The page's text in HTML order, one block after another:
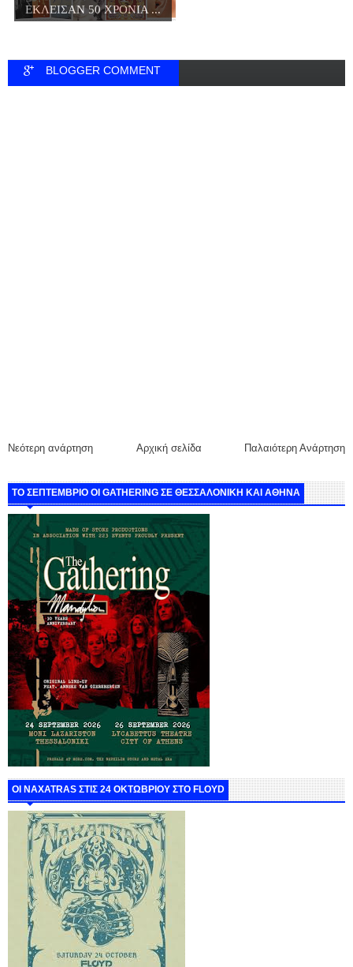
ΕΚΛΕΙΣΑΝ 50 ΧΡΟΝΙΑ ...
BLOGGER COMMENT
Νεότερη ανάρτηση Παλαιότερη Ανάρτηση
Αρχική σελίδα
ΤΟ ΣΕΠΤΕΜΒΡΙΟ ΟΙ GATHERING ΣΕ ΘΕΣΣΑΛΟΝΙΚΗ ΚΑΙ ΑΘΗΝΑ
ΟΙ NAXATRAS ΣΤΙΣ 24 ΟΚΤΩΒΡΙΟΥ ΣΤΟ FLOYD